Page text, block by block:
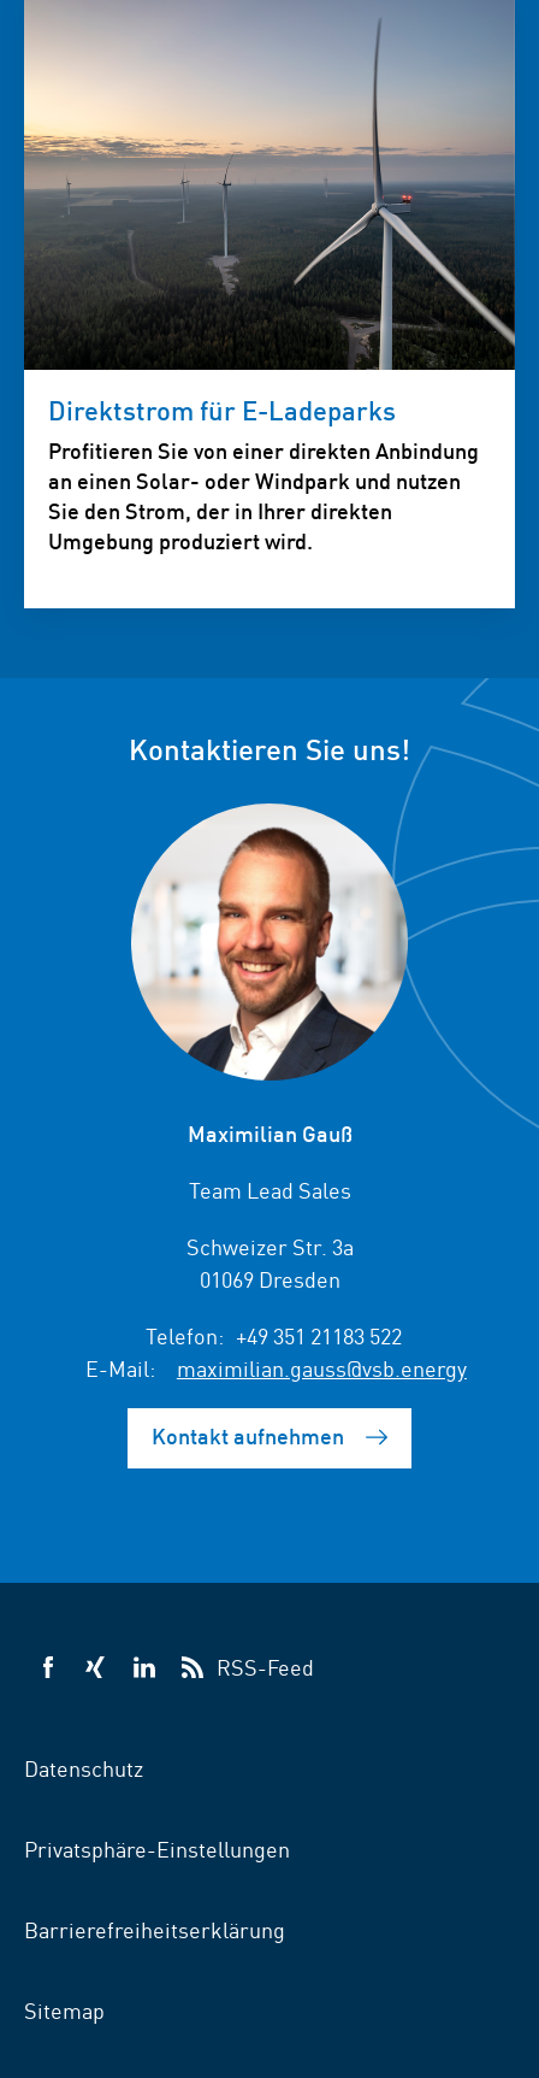
Direktstrom für E-Ladeparks
Profitieren Sie von einer direkten Anbindung
an einen Solar- oder Windpark und nutzen
Sie den Strom, der in Ihrer direkten
Umgebung produziert wird.
Kontaktieren Sie uns!
Maximilian Gauß
Team Lead Sales
Schweizer Str. 3a
01069 Dresden
Telefon: +49 351 21183 522
E-Mail:
maximilian.gauss@vsb.energy
Kontakt aufnehmen
VSB
VSB
VSB
RSS-Feed
Datenschutz
Privatsphäre-Einstellungen
Barrierefreiheitserklärung
Sitemap